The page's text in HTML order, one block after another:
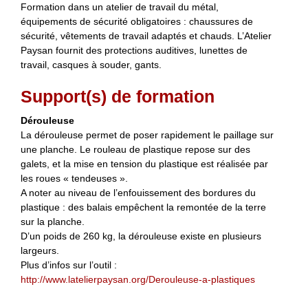
Formation dans un atelier de travail du métal,
équipements de sécurité obligatoires : chaussures de
sécurité, vêtements de travail adaptés et chauds. L’Atelier
Paysan fournit des protections auditives, lunettes de
travail, casques à souder, gants.
Support(s) de formation
Dérouleuse
La dérouleuse permet de poser rapidement le paillage sur
une planche. Le rouleau de plastique repose sur des
galets, et la mise en tension du plastique est réalisée par
les roues « tendeuses ».
A noter au niveau de l’enfouissement des bordures du
plastique : des balais empêchent la remontée de la terre
sur la planche.
D’un poids de 260 kg, la dérouleuse existe en plusieurs
largeurs.
Plus d’infos sur l’outil :
http://www.latelierpaysan.org/Derouleuse-a-plastiques